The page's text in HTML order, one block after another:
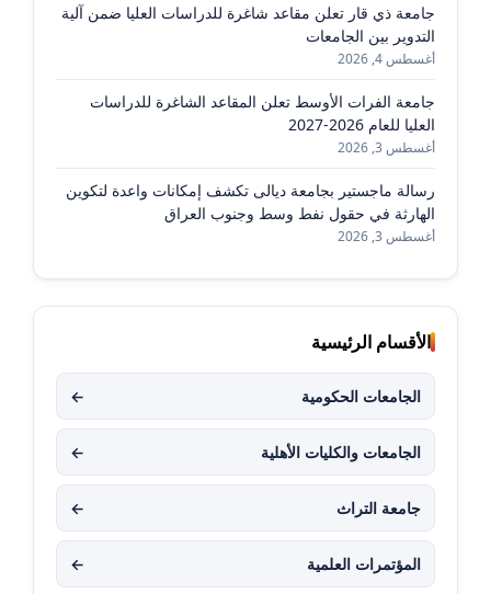
جامعة ذي قار تعلن مقاعد شاغرة للدراسات العليا ضمن آلية
التدوير بين الجامعات
أغسطس 4, 2026
جامعة الفرات الأوسط تعلن المقاعد الشاغرة للدراسات
العليا للعام 2026-2027
أغسطس 3, 2026
رسالة ماجستير بجامعة ديالى تكشف إمكانات واعدة لتكوين
الهارثة في حقول نفط وسط وجنوب العراق
أغسطس 3, 2026
الأقسام الرئيسية
الجامعات الحكومية ←
الجامعات والكليات الأهلية ←
جامعة التراث ←
المؤتمرات العلمية ←